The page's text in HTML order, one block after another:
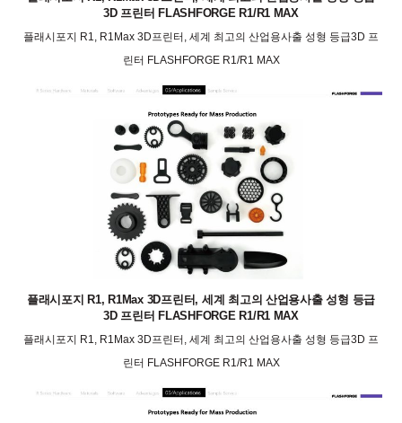
3D 프린터 FLASHFORGE R1/R1 MAX
플래시포지 R1, R1Max 3D프린터, 세계 최고의 산업용사출 성형 등급3D 프
린터 FLASHFORGE R1/R1 MAX
플래시포지 R1, R1Max 3D프린터, 세계 최고의 산업용사출 성형 등급
3D 프린터 FLASHFORGE R1/R1 MAX
플래시포지 R1, R1Max 3D프린터, 세계 최고의 산업용사출 성형 등급3D 프
린터 FLASHFORGE R1/R1 MAX